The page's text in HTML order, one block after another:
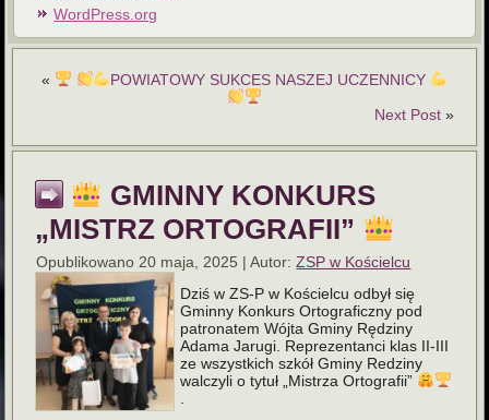
WordPress.org
«
POWIATOWY SUKCES NASZEJ UCZENNICY
Next Post»
GMINNY KONKURS
„MISTRZ ORTOGRAFII”
Opublikowano 20 maja, 2025 |Autor: ZSP w Kościelcu
Dziś w ZS-P w Kościelcu odbył się
Gminny Konkurs Ortograficzny pod
patronatem Wójta Gminy Rędziny
Adama Jarugi. Reprezentanci klas II-III
ze wszystkich szkół Gminy Redziny
walczyli o tytuł „Mistrza Ortografii”